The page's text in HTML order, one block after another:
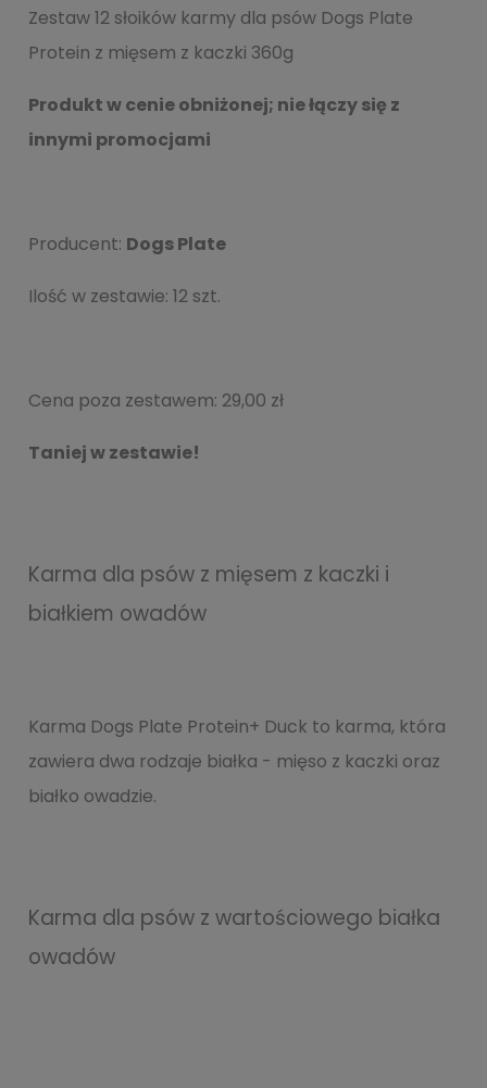
Zestaw 12 słoików karmy dla psów Dogs Plate
Protein z mięsem z kaczki 360g
Produkt w cenie obniżonej; nie łączy się z
innymi promocjami
Producent: Dogs Plate
Ilość w zestawie: 12 szt.
Cena poza zestawem: 29,00 zł
Taniej w zestawie!
Karma dla psów z mięsem z kaczki i
białkiem owadów
Karma Dogs Plate Protein+ Duck to karma, która
zawiera dwa rodzaje białka - mięso z kaczki oraz
białko owadzie.
Karma dla psów z wartościowego białka
owadów